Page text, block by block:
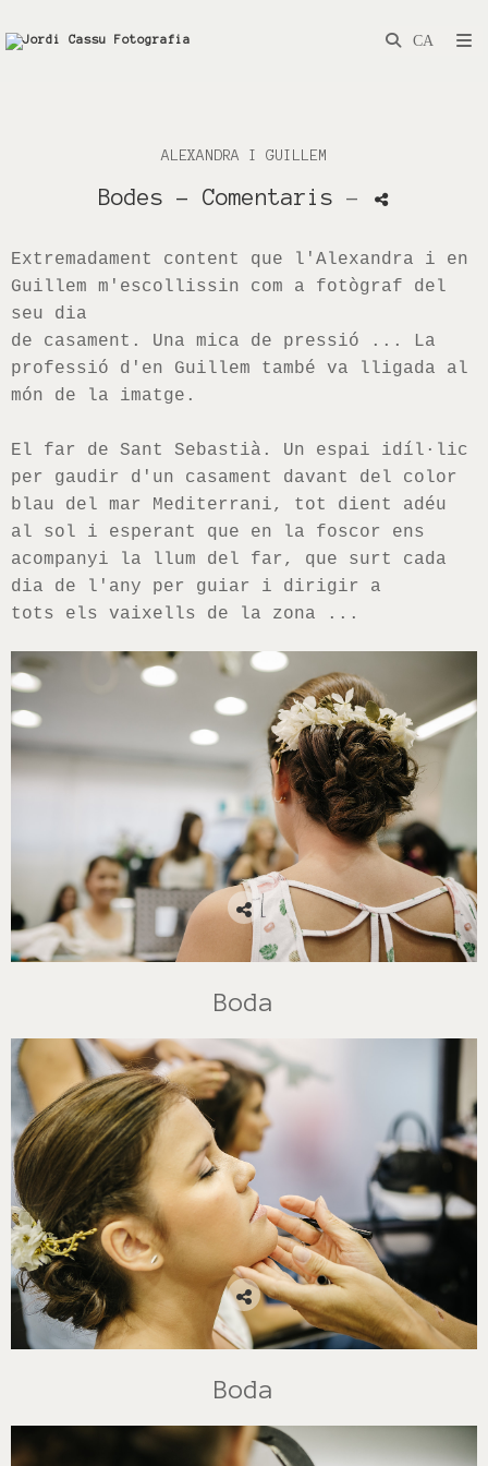
ALEXANDRA I GUILLEM
Bodes - Comentaris -
Extremadament content que l'Alexandra i en
Guillem m'escollissin com a fotògraf del
seu dia
de casament. Una mica de pressió ... La
professió d'en Guillem també va lligada al
món de la imatge.
El far de Sant Sebastià. Un espai idíl·lic
per gaudir d'un casament davant del color
blau del mar Mediterrani, tot dient adéu
al sol i esperant que en la foscor ens
acompanyi la llum del far, que surt cada
dia de l'any per guiar i dirigir a
tots els vaixells de la zona ...
Boda
Boda